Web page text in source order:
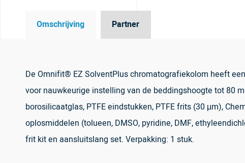
Omschrijving Partner
De Omnifit® EZ SolventPlus chromatografiekolom heeft
voor nauwkeurige instelling van de beddingshoogte tot 80
borosilicaatglas, PTFE eindstukken, PTFE frits (30 µm),
oplosmiddelen (tolueen, DMSO, pyridine, DMF,
frit kit en aansluitslang set. Verpakking: 1 stuk.